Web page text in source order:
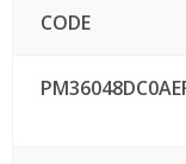
CODE